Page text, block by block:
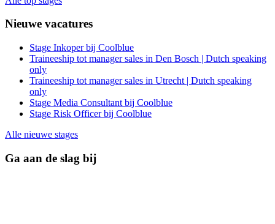
Nieuwe vacatures
Stage Inkoper bij Coolblue
Traineeship tot manager sales in Den Bosch | Dutch speaking
only
Traineeship tot manager sales in Utrecht | Dutch speaking
only
Stage Media Consultant bij Coolblue
Stage Risk Officer bij Coolblue
Alle nieuwe stages
Ga aan de slag bij